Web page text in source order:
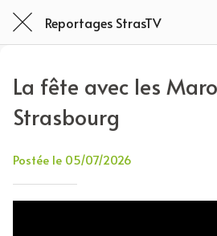
Reportages StrasTV
La fête avec les
Strasbourg
Postée le 05/07/2026